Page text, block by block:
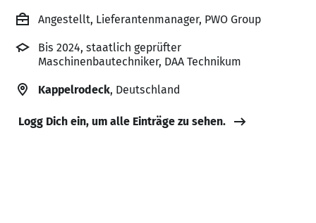
Angestellt, Lieferantenmanager, PWO Group
Bis 2024, staatlich geprüfter
Maschinenbautechniker, DAA Technikum
Kappelrodeck, Deutschland
Logg Dich ein, um alle Einträge zu sehen.